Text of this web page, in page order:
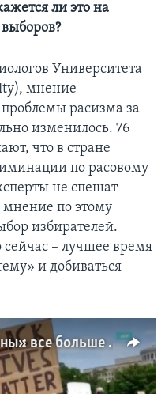
ли это на
Университета
мнение
расизма за
изменилось. 76
что в стране
по расовому
не спешат
мнение по этому
избирателей.
– лучшее время
и добиваться
«Жизни чернокожих важны»: все больше американцев поддерживают этот лозунг